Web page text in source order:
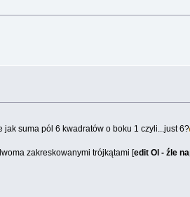
suma pól 6 kwadratów o boku 1 czyli...just 6?
zakreskowanymi trójkątami [edit Ol - źle